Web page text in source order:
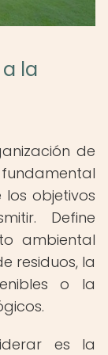
la
de
objetivos
Define
ambiental
residuos, la
o la
es la